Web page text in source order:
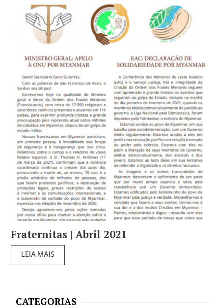
Fraternitas | Abril 2021
LEIA MAIS
CATEGORIAS